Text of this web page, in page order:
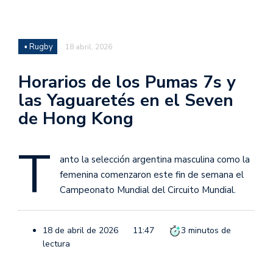
▪ Rugby 18 abril, 2026
Horarios de los Pumas 7s y
las Yaguaretés en el Seven
de Hong Kong
T
anto la selección argentina masculina como la
femenina comenzaron este fin de semana el
Campeonato Mundial del Circuito Mundial.
18 de abril de 2026 11:47 3 minutos de
lectura